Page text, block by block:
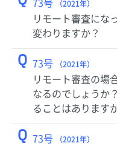
（2021年）
リモート審査にな
変わりますか？
Q 73号 （2021年）
リモート審査の場
なるのでしょうか
ることはあります
Q 73号 （2021年）